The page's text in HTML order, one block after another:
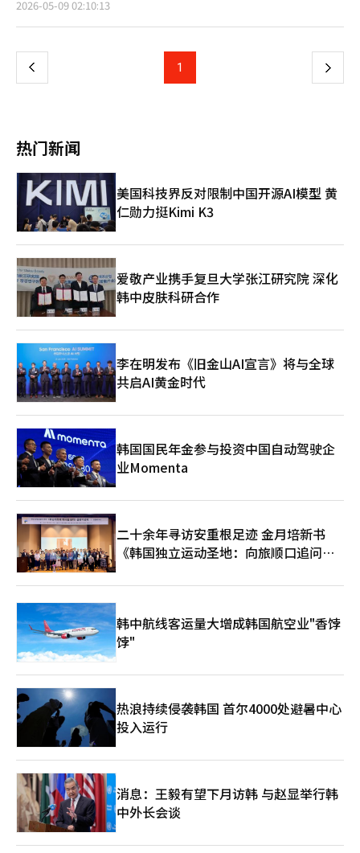
计划。 政府今年上半年共分配10万4000名农业外籍劳动力，其中
农业旺季人力短缺的问题，反映出最近农业劳动力需求的60%以上
业的“农作业委托型季节工”计划。为确保外籍劳动力能够迅速投
入现场，政府将设立出入境管理局专门小组，并提供“上门指纹登
记服务”。 国内劳动力的支持也将得到加强。通过农村劳动力中
介中心提供的劳动力支持单价将提高，交通费从原来的每日最高1
万韩元增加到2万韩元，住宿费从2万韩元增加到3万韩元。 政府还
计划通过民间招聘平台提供农业就业信息，并与企业和公共机构合
作扩大人手支援，以吸引国内劳动力。 政府决定在农业旺季期间
设立“人力支持特别对策小组”。从4月9日至6月30日，将重点对
35个主要水果和蔬菜产区的劳动力供给和人工成本动态进行每周检
查，并在必要时共享周边地区的劳动力资源以应对。 宋美龄部长
表示：“我们将加强与现场的沟通，确保农业旺季不出现人力短缺
问题，并与相关机构建立紧密的合作体系。”※ 本报道经人工智
能（AI）系统翻译与编辑。
2026-05-09 02:10:13
上
页
1 下
热门新闻
美国科技界反对限制中国开源AI模型 黄
仁勋力挺Kimi K3
爱敬产业携手复旦大学张江研究院 深化
韩中皮肤科研合作
李在明发布《旧金山AI宣言》将与全球
共启AI黄金时代
韩国国民年金参与投资中国自动驾驶企
业Momenta
二十余年寻访安重根足迹 金月培新书
《韩国独立运动圣地：向旅顺口追问历
韩中航线客运量大增成韩国航空业"香饽
饽"
热浪持续侵袭韩国 首尔4000处避暑中心
投入运行
消息：王毅有望下月访韩 与赵显举行韩
中外长会谈